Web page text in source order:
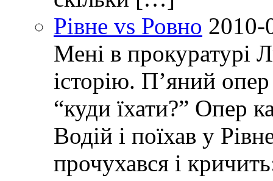
Рівне vs Ровно 2010-
Мені в прокуратурі
історію. П’яний
“куди їхати?” Опер
Водій і поїхав у
прочухався і